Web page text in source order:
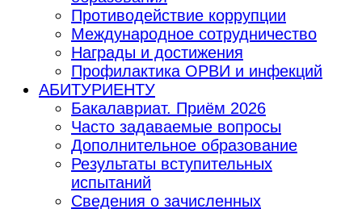
Противодействие коррупции
Международное сотрудничество
Награды и достижения
Профилактика ОРВИ и инфекций
АБИТУРИЕНТУ
Бакалавриат. Приём 2026
Часто задаваемые вопросы
Дополнительное образование
Результаты вступительных
испытаний
Сведения о зачисленных